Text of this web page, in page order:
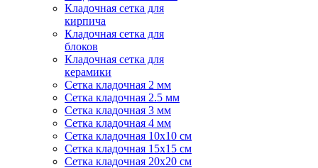
Кладочная сетка для
кирпича
Кладочная сетка для
блоков
Кладочная сетка для
керамики
Сетка кладочная 2 мм
Сетка кладочная 2.5 мм
Сетка кладочная 3 мм
Сетка кладочная 4 мм
Сетка кладочная 10x10 см
Сетка кладочная 15x15 см
Сетка кладочная 20x20 см